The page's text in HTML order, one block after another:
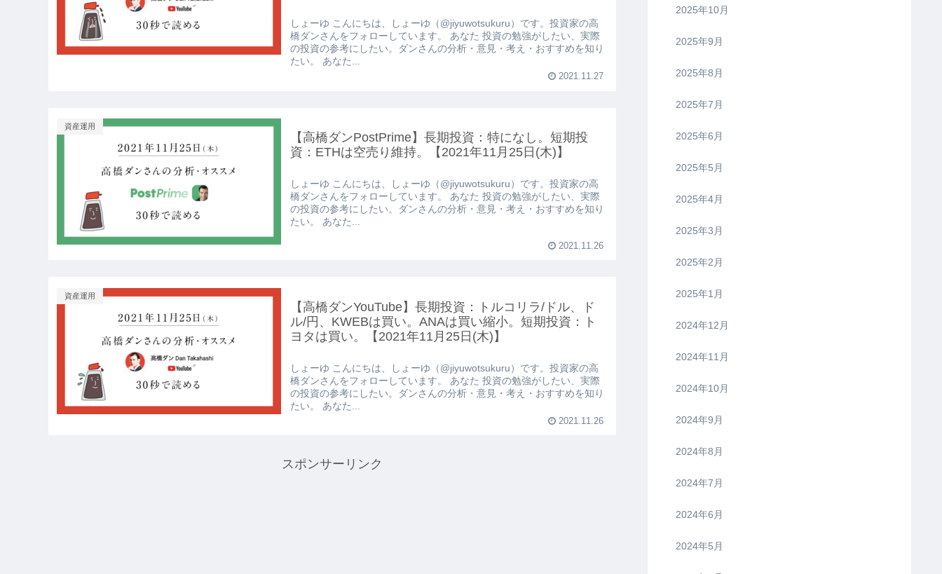
しょーゆ こんにちは、しょーゆ（@jiyuwotsukuru）です。投資家の高
橋ダンさんをフォローしています。 あなた 投資の勉強がしたい、実際
の投資の参考にしたい。ダンさんの分析・意見・考え・おすすめを知り
たい。 あなた...
2021.11.27
資産運用
【高橋ダンPostPrime】長期投資：特になし。短期投
資：ETHは空売り維持。【2021年11月25日(木)】
しょーゆ こんにちは、しょーゆ（@jiyuwotsukuru）です。投資家の高
橋ダンさんをフォローしています。 あなた 投資の勉強がしたい、実際
の投資の参考にしたい。ダンさんの分析・意見・考え・おすすめを知り
たい。 あなた...
2021.11.26
資産運用
【高橋ダンYouTube】長期投資：トルコリラ/ドル、ド
ル/円、KWEBは買い。ANAは買い縮小。短期投資：ト
ヨタは買い。【2021年11月25日(木)】
しょーゆ こんにちは、しょーゆ（@jiyuwotsukuru）です。投資家の高
橋ダンさんをフォローしています。 あなた 投資の勉強がしたい、実際
の投資の参考にしたい。ダンさんの分析・意見・考え・おすすめを知り
たい。 あなた...
2021.11.26
スポンサーリンク
2025年10月
2025年9月
2025年8月
2025年7月
2025年6月
2025年5月
2025年4月
2025年3月
2025年2月
2025年1月
2024年12月
2024年11月
2024年10月
2024年9月
2024年8月
2024年7月
2024年6月
2024年5月